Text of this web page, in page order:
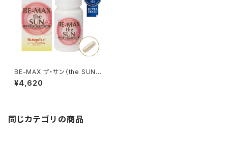
BE-MAX ザ・サン（the SUN）3
0カプセル
¥4,620
同じカテゴリの商品